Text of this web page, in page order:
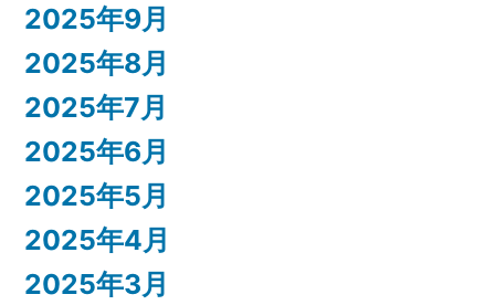
2025年9月
2025年8月
2025年7月
2025年6月
2025年5月
2025年4月
2025年3月